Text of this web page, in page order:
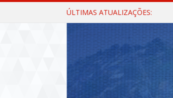
ÚLTIMAS ATUALIZAÇÕES: